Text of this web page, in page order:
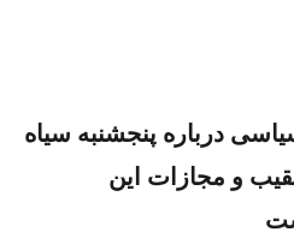
زندانی سیاسی درباره پنجشنبه سیاه
و مجازات این